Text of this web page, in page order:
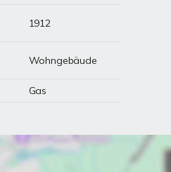
1912
Wohngebäude
Gas